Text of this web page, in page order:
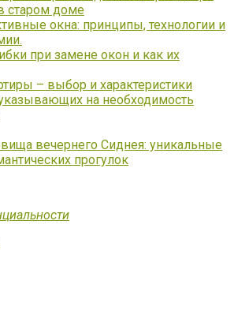
старом доме
окна: принципы, технологии и
при замене окон и как их
– выбор и характеристики
на необходимость
вечернего Сиднея: уникальные
прогулок